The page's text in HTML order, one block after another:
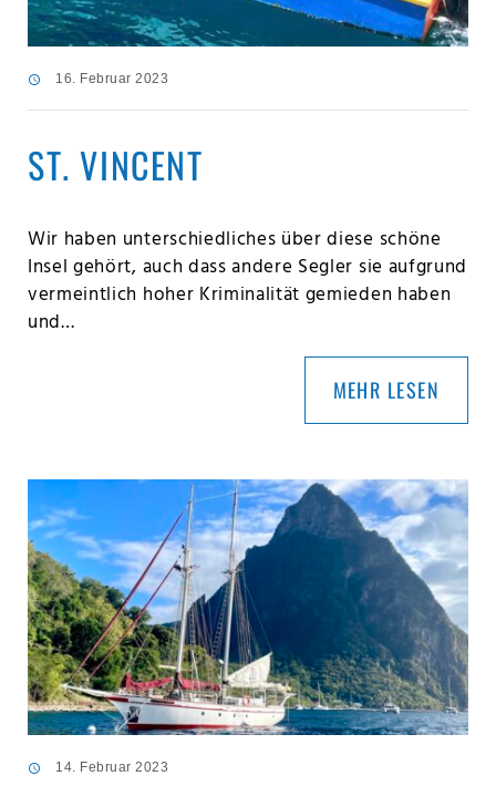
16. Februar 2023
ST. VINCENT
Wir haben unterschiedliches über diese schöne
Insel gehört, auch dass andere Segler sie aufgrund
vermeintlich hoher Kriminalität gemieden haben
und…
MEHR LESEN
14. Februar 2023